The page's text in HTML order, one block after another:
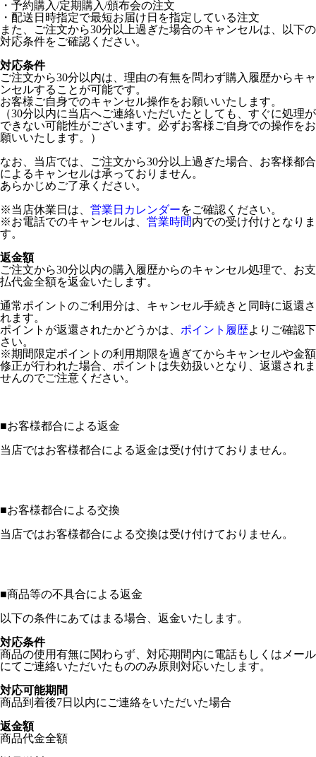
・予約購入/定期購入/頒布会の注文
・配送日時指定で最短お届け日を指定している注文
また、ご注文から30分以上過ぎた場合のキャンセルは、以下の
対応条件をご確認ください。
対応条件
ご注文から30分以内は、理由の有無を問わず購入履歴からキャ
ンセルすることが可能です。
お客様ご自身でのキャンセル操作をお願いいたします。
（30分以内に当店へご連絡いただいたとしても、すぐに処理が
できない可能性がございます。必ずお客様ご自身での操作をお
願いいたします。）
なお、当店では、ご注文から30分以上過ぎた場合、お客様都合
によるキャンセルは承っておりません。
あらかじめご了承ください。
※当店休業日は、 営業日カレンダーをご確認ください。
※お電話でのキャンセルは、 営業時間内での受け付けとなりま
す。
返金額
ご注文から30分以内の購入履歴からのキャンセル処理で、お支
払代金全額を返金いたします。
通常ポイントのご利用分は、キャンセル手続きと同時に返還さ
れます。
ポイントが返還されたかどうかは、 ポイント履歴よりご確認下
さい。
※期間限定ポイントの利用期限を過ぎてからキャンセルや金額
修正が行われた場合、ポイントは失効扱いとなり、返還されま
せんのでご注意ください。
■お客様都合による返金
当店ではお客様都合による返金は受け付けておりません。
■お客様都合による交換
当店ではお客様都合による交換は受け付けておりません。
■商品等の不具合による返金
以下の条件にあてはまる場合、返金いたします。
対応条件
商品の使用有無に関わらず、対応期間内に電話もしくはメール
にてご連絡いただいたもののみ原則対応いたします。
対応可能期間
商品到着後7日以内にご連絡をいただいた場合
返金額
商品代金全額